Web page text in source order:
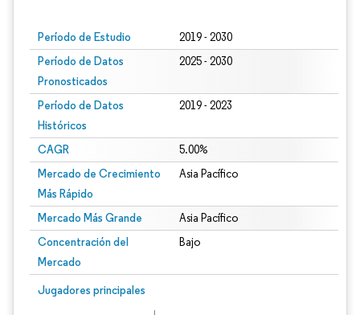
Período de Estudio 2019 - 2030
Período de Datos
Pronosticados
2025 - 2030
Período de Datos
Históricos
2019 - 2023
CAGR 5.00%
Mercado de Crecimiento
Más Rápido
Asia Pacífico
Mercado Más Grande Asia Pacífico
Concentración del
Mercado
Bajo
Jugadores principales